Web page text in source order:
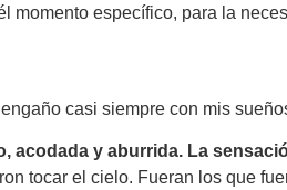
momento específico, para la
casi siempre con mis
y aburrida. La
tocar el cielo. Fueran los que